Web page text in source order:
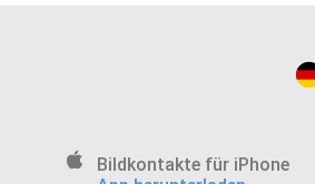
Bildkontakte für iPhone